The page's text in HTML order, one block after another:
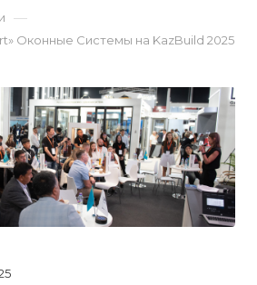
—
Оконные Системы на KazBuild 2025